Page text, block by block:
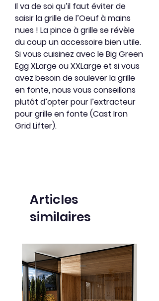
Il va de soi qu’il faut éviter de
saisir la grille de l’Oeuf à mains
nues ! La pince à grille se révèle
du coup un accessoire bien utile.
Si vous cuisinez avec le Big Green
Egg XLarge ou XXLarge et si vous
avez besoin de soulever la grille
en fonte, nous vous conseillons
plutôt d’opter pour l’extracteur
pour grille en fonte (Cast Iron
Grid Lifter).
Articles
similaires